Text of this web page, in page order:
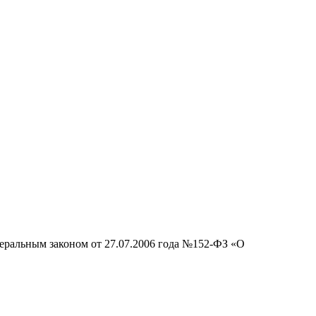
законом от 27.07.2006 года №152-ФЗ «О